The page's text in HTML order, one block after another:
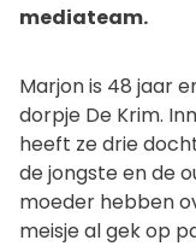
mediateam.
Marjon is 48 jaar
dorpje De Krim.
heeft ze drie
de jongste en de
moeder hebben
meisje al gek op